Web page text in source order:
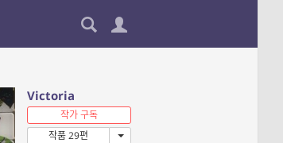
Victoria
작가 구독
작품 29편